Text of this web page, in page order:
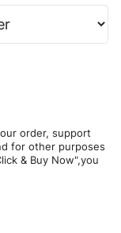
order, support
for other purposes
& Buy Now",you